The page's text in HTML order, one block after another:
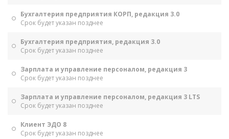
Бухгалтерия предприятия КОРП, редакция 3.0
Срок будет указан позднее
Бухгалтерия предприятия, редакция 3.0
Срок будет указан позднее
Зарплата и управление персоналом, редакция 3
Срок будет указан позднее
Зарплата и управление персоналом, редакция 3 LTS
Срок будет указан позднее
Клиент ЭДО 8
Срок будет указан позднее